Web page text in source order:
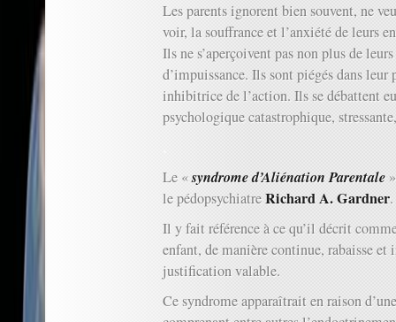
Les parents ignorent bien souvent, ne
voir, la souffrance et l’anxiété de leurs
Ils ne s’aperçoivent pas non plus de
d’impuissance. Ils sont piégés dans leur
inhibitrice de l’action. Ils se débattent
psychologique catastrophique,
Le «syndrome d’Aliénation Parentale
le pédopsychiatreRichard A. Gardner.
Il y fait référence à ce qu’il décrit
enfant, de manière continue, rabaisse et
justification valable.
Ce syndrome apparaîtrait en raison